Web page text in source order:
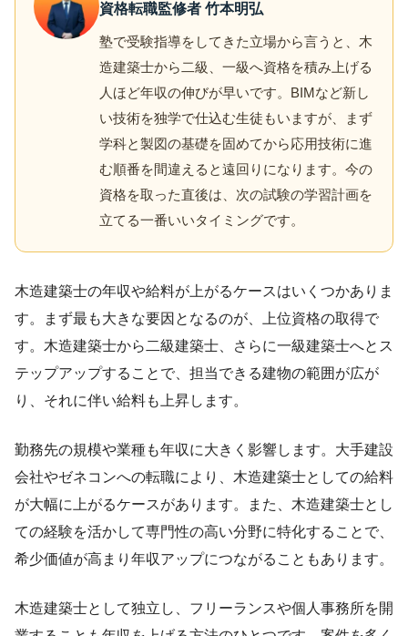
資格転職監修者 竹本明弘
塾で受験指導をしてきた立場から言うと、木
造建築士から二級、一級へ資格を積み上げる
人ほど年収の伸びが早いです。BIMなど新し
い技術を独学で仕込む生徒もいますが、まず
学科と製図の基礎を固めてから応用技術に進
む順番を間違えると遠回りになります。今の
資格を取った直後は、次の試験の学習計画を
立てる一番いいタイミングです。
木造建築士の年収や給料が上がるケースはいくつかありま
す。まず最も大きな要因となるのが、上位資格の取得で
す。木造建築士から二級建築士、さらに一級建築士へとス
テップアップすることで、担当できる建物の範囲が広が
り、それに伴い給料も上昇します。
勤務先の規模や業種も年収に大きく影響します。大手建設
会社やゼネコンへの転職により、木造建築士としての給料
が大幅に上がるケースがあります。また、木造建築士とし
ての経験を活かして専門性の高い分野に特化することで、
希少価値が高まり年収アップにつながることもあります。
木造建築士として独立し、フリーランスや個人事務所を開